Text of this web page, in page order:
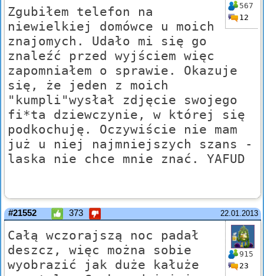
567
12
Zgubiłem telefon na
niewielkiej domówce u moich
znajomych. Udało mi się go
znaleźć przed wyjściem więc
zapomniałem o sprawie. Okazuje
się, że jeden z moich
"kumpli"wysłał zdjęcie swojego
fi*ta dziewczynie, w której się
podkochuję. Oczywiście nie mam
już u niej najmniejszych szans -
laska nie chce mnie znać. YAFUD
22.01.2013
#21552 373
915
23
Całą wczorajszą noc padał
deszcz, więc można sobie
wyobrazić jak duże kałuże